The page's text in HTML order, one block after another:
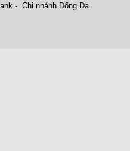
- Chi nhánh Đống Đa